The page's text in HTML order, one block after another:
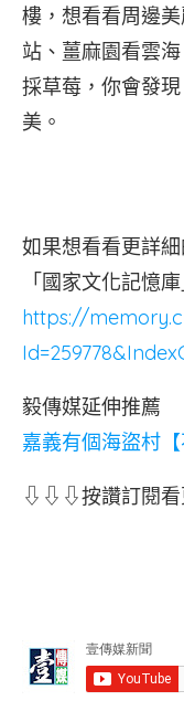
現
那
大
大
小
都
是
命
中
印
記，
麼
河
～
樓，想看看周邊
站、薑麻園看雲
採草莓，你會發
美。
如果想看看更詳
「國家文化記憶
https://
毅傳媒延伸推薦
嘉義有個海盜村
⇩⇩⇩按讚訂閱